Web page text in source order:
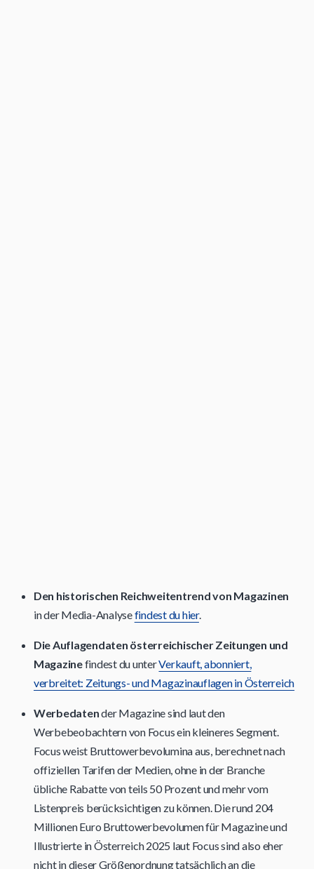
Den historischen Reichweitentrend von Magazinen
in der Media-Analysefindest du hier.
Die Auflagendaten österreichischer Zeitungen und
Magazinefindest du unterVerkauft, abonniert,
verbreitet: Zeitungs- und Magazinauflagen in Österreich
Werbedatender Magazine sind laut den
Werbebeobachtern von Focus ein kleineres Segment.
Focus weist Bruttowerbevolumina aus, berechnet nach
offiziellen Tarifen der Medien, ohne in der Branche
übliche Rabatte von teils 50 Prozent und mehr vom
Listenpreis berücksichtigen zu können. Die rund 204
Millionen Euro Bruttowerbevolumen für Magazine und
Illustrierte in Österreich 2025 laut Focus sind also eher
nicht in dieser Größenordnung tatsächlich an die